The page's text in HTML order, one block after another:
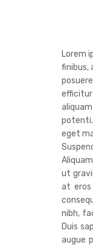
Lorem
finibus,
efficitur
potenti.
eget
ut
at eros
nibh,
Duis
augue